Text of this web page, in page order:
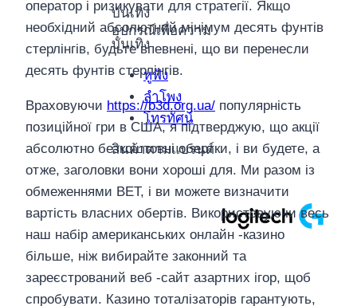
บันเทิง
อุปกรณ์เพื่อความ
บันเทิง
หูฟัง
ลำโพง
โทรทัศน์
สินค้าตามแบรนด์
оператор і ризикувати для стратегії. Якщо
необхідний абсолютний мінімум десять фунтів
стерлінгів, будьте впевнені, що ви перенесли
десять фунтів стерлінгів.
Враховуючи https://b3d.org.ua/ популярність
позиційної гри в США, я підтверджую, що акції
абсолютно безкоштовні обертки, і ви будете, а
отже, заголовки вони хороші для. Ми разом із
обмеженнями BET, і ви можете визначити
вартість власних обертів. Використовуючи весь
наш набір американських онлайн -казино
більше, ніж вибирайте законний та
зареєстрований веб -сайт азартних ігор, щоб
спробувати. Казино тоталізаторів гарантують,